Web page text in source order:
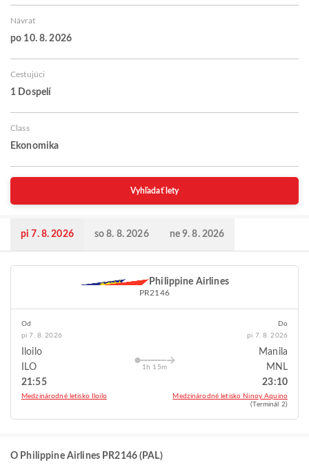
Návrat
po 10. 8. 2026
Cestujúci
1 Dospelí
Class
Ekonomika
Vyhľadať lety
pi 7. 8. 2026 so 8. 8. 2026 ne 9. 8. 2026
Philippine Airlines
PR2146
Od
pi 7. 8. 2026
Iloilo
ILO
21:55
Medzinárodné letisko Iloilo
1h 15m
Do
pi 7. 8. 2026
Manila
MNL
23:10
Medzinárodné letisko Ninoy Aquino
(Terminál 2)
O Philippine Airlines PR2146 (PAL)